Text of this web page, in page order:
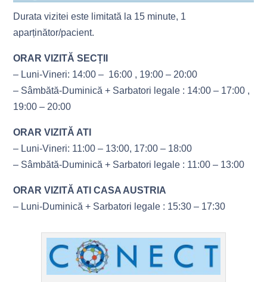
Durata vizitei este limitată la 15 minute, 1
aparținător/pacient.
ORAR VIZITĂ SECȚII
– Luni-Vineri: 14:00 – 16:00 , 19:00 – 20:00
– Sâmbătă-Duminică + Sarbatori legale : 14:00 – 17:00 ,
19:00 – 20:00
ORAR VIZITĂ ATI
– Luni-Vineri: 11:00 – 13:00, 17:00 – 18:00
– Sâmbătă-Duminică + Sarbatori legale : 11:00 – 13:00
ORAR VIZITĂ ATI CASA AUSTRIA
– Luni-Duminică + Sarbatori legale : 15:30 – 17:30